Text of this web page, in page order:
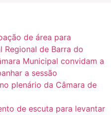
CORTES
Só a bo$ta 6:31
de área para
de Barra do
Municipal convidam a
a sessão
plenário da Câmara de
de escuta para levantar